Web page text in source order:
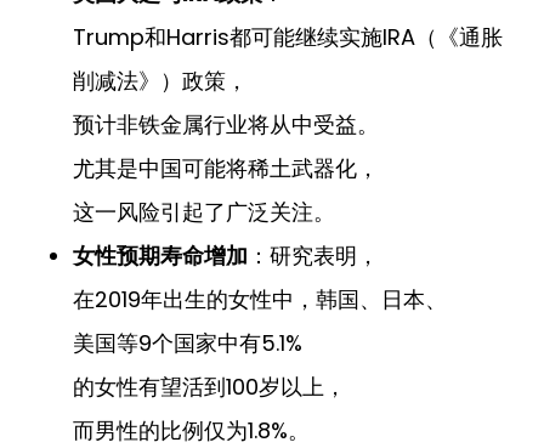
Trump和Harris都可能继续实施IRA（《通胀
削减法》）政策，
预计非铁金属行业将从中受益。
尤其是中国可能将稀土武器化，
这一风险引起了广泛关注。
女性预期寿命增加 ：研究表明，
在2019年出生的女性中，韩国、日本、
美国等9个国家中有5.1%
的女性有望活到100岁以上，
而男性的比例仅为1.8%。